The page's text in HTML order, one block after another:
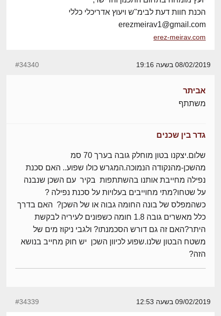
הכנת חוות דעת לבימ"ש ויעוץ אדריכלי כללי
erezmeirav1@gmail.com
erez-meirav.com
08/02/2019 בשעה 19:16 #34340
אביתר
משתתף
גדר בין שכנים
שלום.יצקנו בטון מוחלק גובה בערך 70 סמ
מהשכן-מהנקודה הנמוכה.המגרש כולו שפוע.. האם סכנת
נפילה מחייבת אותנו בהשתתפות בקיר עם השכן שנבנה
על שטחו?מתי מחוייבים בעלויות על סכנת נפילה ?
כשהמפלס של בונה החומה גבוה או של השכן? האם בדרך
כלל מאשרים גובה 1.8 חומה כשפונים לעיריה לבקשת
היתר?האם זה גם דורש הסכמנתו? ולגבי ניקוז מים של
משטח הבטון שלנו.שפוע לכיוון השכן יש חוק מחייב בנושא
הזה?
09/02/2019 בשעה 12:53 #34339